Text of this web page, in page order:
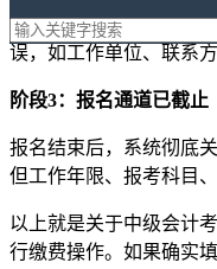
缴费成功后，报名系统
误，如工作单位、联系
阶段3：报名通道已截止
报名结束后，系统彻底
但工作年限、报考科目
以上就是关于中级会计
行缴费操作。如果确实